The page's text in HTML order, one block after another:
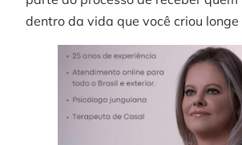
dentro da vida que você criou longe